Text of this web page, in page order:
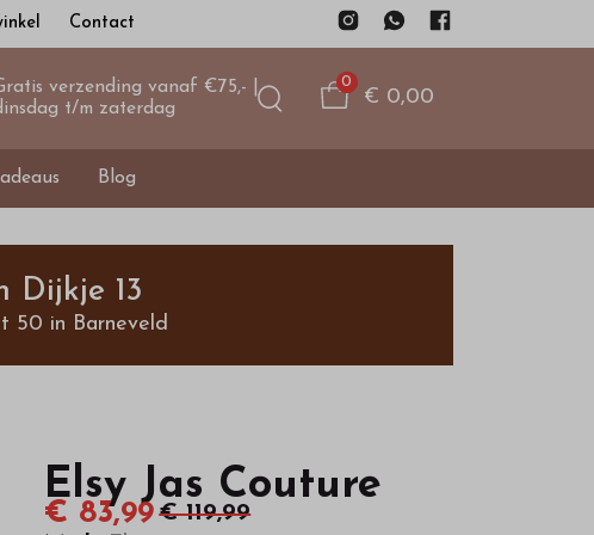
Contact
verzending vanaf €75,- |
t/m zaterdag
0
€ 0,00
Blog
Dijkje 13
50 in Barneveld
Elsy Jas Couture
€ 83,99 € 119,99